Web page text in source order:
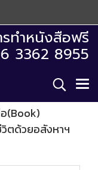
รทำหนังสือฟรี
3362 8955
(Book)
วิตด้วยอสังหาฯ